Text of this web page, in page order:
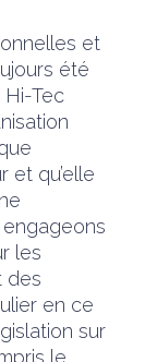
et
été
Tec
et qu’elle
les
des
en ce
sur
le